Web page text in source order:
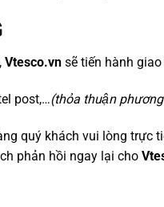
Vtesco.vn sẽ tiến hành
post,…(thỏa thuận
quý khách vui lòng trực
phản hồi ngay lại cho